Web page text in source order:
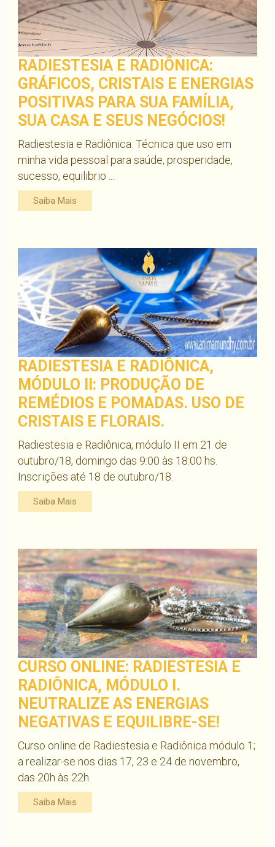
RADIESTESIA E RADIÔNICA:
GRÁFICOS, CRISTAIS E ENERGIAS
POSITIVAS PARA SUA FAMÍLIA,
SUA CASA E SEUS NEGÓCIOS!
Radiestesia e Radiônica: Técnica que uso em
minha vida pessoal para saúde, prosperidade,
sucesso, equilibrio ...
Saiba Mais
RADIESTESIA E RADIÔNICA,
MÓDULO II: PRODUÇÃO DE
REMÉDIOS E POMADAS. USO DE
CRISTAIS E FLORAIS.
Radiestesia e Radiônica, módulo II em 21 de
outubro/18, domingo das 9:00 às 18:00 hs.
Inscrições até 18 de outubro/18.
Saiba Mais
CURSO ONLINE: RADIESTESIA E
RADIÔNICA, MÓDULO I.
NEUTRALIZE AS ENERGIAS
NEGATIVAS E EQUILIBRE-SE!
Curso online de Radiestesia e Radiônica módulo 1;
a realizar-se nos dias 17, 23 e 24 de novembro,
das 20h às 22h.
Saiba Mais